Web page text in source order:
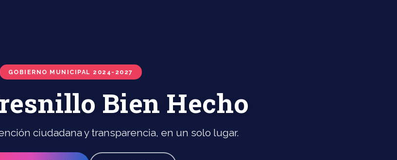
GOBIERNO MUNICIPAL 2024-2027
Bien Hecho
ciudadana y transparencia, en un solo lugar.